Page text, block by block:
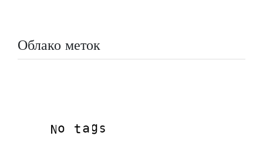
Облако меток